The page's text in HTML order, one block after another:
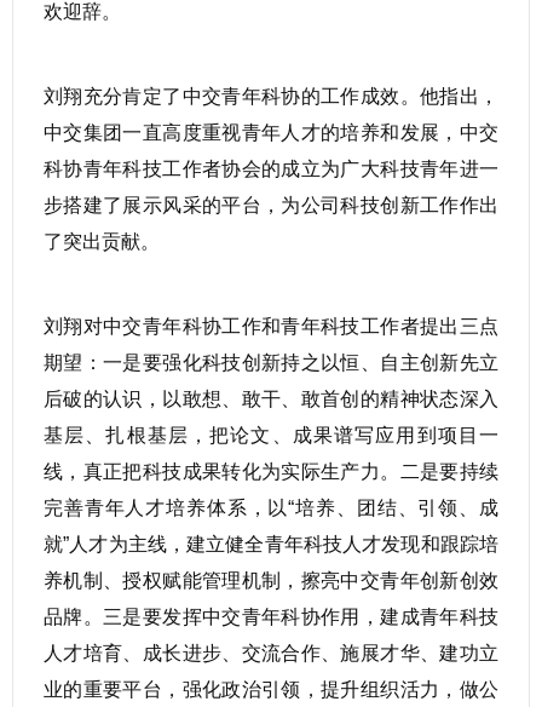
欢迎辞。
刘翔充分肯定了中交青年科协的工作成效。他指出，
中交集团一直高度重视青年人才的培养和发展，中交
科协青年科技工作者协会的成立为广大科技青年进一
步搭建了展示风采的平台，为公司科技创新工作作出
了突出贡献。
刘翔对中交青年科协工作和青年科技工作者提出三点
期望：一是要强化科技创新持之以恒、自主创新先立
后破的认识，以敢想、敢干、敢首创的精神状态深入
基层、扎根基层，把论文、成果谱写应用到项目一
线，真正把科技成果转化为实际生产力。二是要持续
完善青年人才培养体系，以“培养、团结、引领、成
就”人才为主线，建立健全青年科技人才发现和跟踪培
养机制、授权赋能管理机制，擦亮中交青年创新创效
品牌。三是要发挥中交青年科协作用，建成青年科技
人才培育、成长进步、交流合作、施展才华、建功立
业的重要平台，强化政治引领，提升组织活力，做公